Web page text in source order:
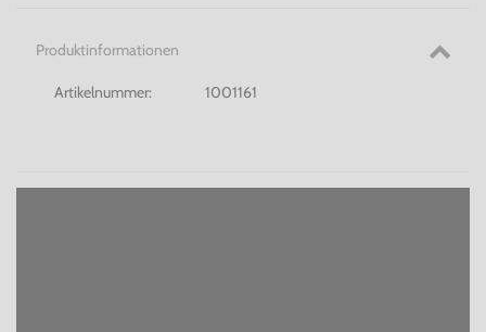
Produktinformationen
Artikelnummer: 1001161